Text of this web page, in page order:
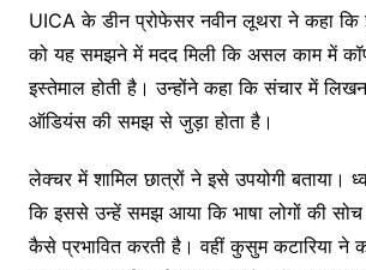
UICA के डीन प्रोफेसर नवीन लूथरा ने कहा
को यह समझने में मदद मिली कि असल काम में
इस्तेमाल होती है। उन्होंने कहा कि संचार में
ऑडियंस की समझ से जुड़ा होता है।
लेक्चर में शामिल छात्रों ने इसे उपयोगी बताया।
कि इससे उन्हें समझ आया कि भाषा लोगों की सोच
कैसे प्रभावित करती है। वहीं कुसुम कटारिया ने